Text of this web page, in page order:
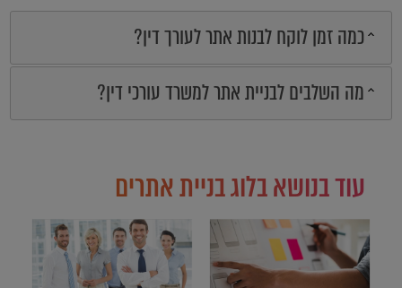
כמה זמן לוקח לבנות אתר לעורך דין?
מה השלבים לבניית אתר למשרד עורכי דין?
עוד בנושא בלוג בניית אתרים